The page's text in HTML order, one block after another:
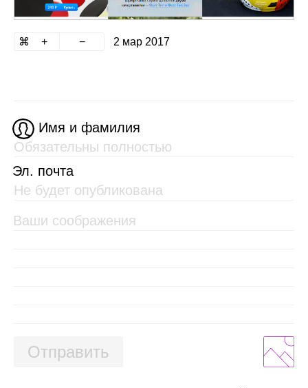
2 мар 2017
Имя и фамилия
Эл. почта
Отправить